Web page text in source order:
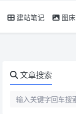
建站笔记 图床
文章搜索